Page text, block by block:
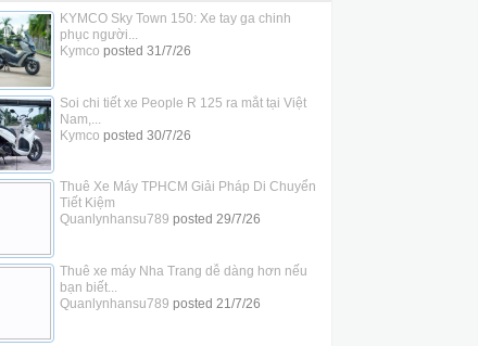
KYMCO Sky Town 150: Xe tay ga chinh
phục người...
Kymco posted 31/7/26
Soi chi tiết xe People R 125 ra mắt tại Việt
Nam,...
Kymco posted 30/7/26
Thuê Xe Máy TPHCM Giải Pháp Di Chuyển
Tiết Kiệm
Quanlynhansu789 posted 29/7/26
Thuê xe máy Nha Trang dễ dàng hơn nếu
bạn biết...
Quanlynhansu789 posted 21/7/26